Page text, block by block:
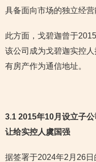
具备面向市场的独立经
此方面，戈碧迦曾于
该公司成为戈碧迦实控
有房产作为通信地址。
3.1 2015年10月设立子
让给实控人虞国强
据签署于2024年2月26